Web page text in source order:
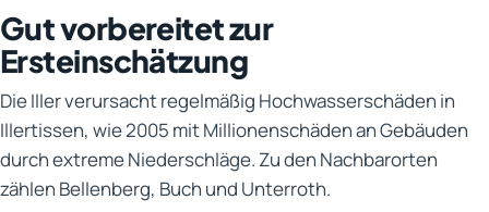
Gut vorbereitet zur
Ersteinschätzung
Die Iller verursacht regelmäßig Hochwasserschäden in
Illertissen, wie 2005 mit Millionenschäden an Gebäuden
durch extreme Niederschläge. Zu den Nachbarorten
zählen Bellenberg, Buch und Unterroth.